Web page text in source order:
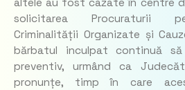
solicitarea Procuraturii
Criminalității Organizate și
bărbatul inculpat continuă
preventiv, urmând ca
pronunțe, timp în care